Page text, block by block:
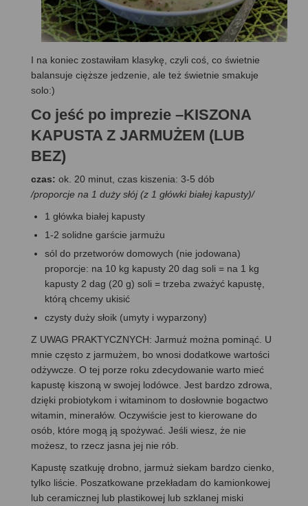
I na koniec zostawiłam klasykę, czyli coś, co świetnie
balansuje cięższe jedzenie, ale też świetnie smakuje
solo:)
Co jeść po imprezie –KISZONA
KAPUSTA Z JARMUŻEM (LUB
BEZ)
czas: ok. 20 minut, czas kiszenia: 3-5 dób
/proporcje na 1 duży słój (z 1 główki białej kapusty)/
1 główka białej kapusty
1-2 solidne garście jarmużu
sól do przetworów domowych (nie jodowana)
proporcje: na 10 kg kapusty 20 dag soli = na 1 kg
kapusty 2 dag (20 g) soli = trzeba zważyć kapustę,
którą chcemy ukisić
czysty duży słoik (umyty i wyparzony)
Z UWAG PRAKTYCZNYCH: Jarmuż można pominąć. U
mnie często z jarmużem, bo wnosi dodatkowe wartości
odżywcze. O tej porze roku zdecydowanie warto mieć
kapustę kiszoną w swojej lodówce. Jest bardzo zdrowa,
dzięki probiotykom i witaminom to dosłownie bogactwo
witamin, minerałów. Oczywiście jest to kierowane do
osób, które mogą ją spożywać. Jeśli wiesz, że nie
możesz, to rzecz jasna jej nie rób.
Kapustę szatkuję drobno, jarmuż siekam bardzo cienko,
tylko liście. Poszatkowane przekładam do kamionkowej
lub ceramicznej lub plastikowej lub szklanej miski